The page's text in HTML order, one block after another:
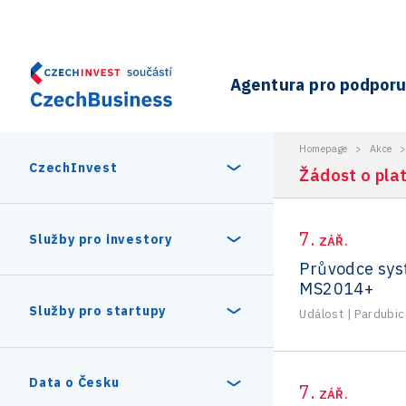
Agentura pro
CzechInvest
O nás
Interní projekty
30 let CzechInvestu
Služby pro investory
Statistika investičních projektů
Investiční pobídky a dotace
Služby pro startupy
Czechia Dealroom
Data o Česku
Homepage > Akce >
Žádost o
7. ZÁŘ.
Průvodce
MS2014+
Událost |
7. ZÁŘ.